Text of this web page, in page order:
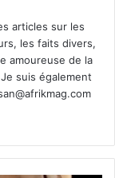
articles sur les
les faits divers,
amoureuse de la
suis également